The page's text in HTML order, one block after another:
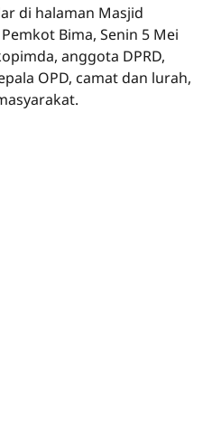
di halaman Masjid
Bima, Senin 5 Mei
anggota DPRD,
OPD, camat dan lurah,